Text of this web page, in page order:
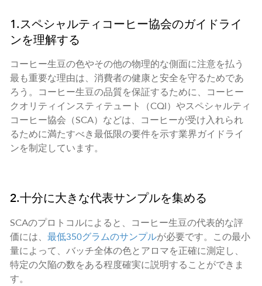
1.スペシャルティコーヒー協会のガイドライ
ンを理解する
コーヒー生豆の色やその他の物理的な側面に注意を払う
最も重要な理由は、消費者の健康と安全を守るためであ
ろう。コーヒー生豆の品質を保証するために、コーヒー
クオリティインスティテュート（CQI）やスペシャルティ
コーヒー協会（SCA）などは、コーヒーが受け入れられ
るために満たすべき最低限の要件を示す業界ガイドライ
ンを制定しています。
2.十分に大きな代表サンプルを集める
SCAのプロトコルによると、コーヒー生豆の代表的な評
価には、 最低350グラムのサンプルが必要です。この最小
量によって、バッチ全体の色とアロマを正確に測定し、
特定の欠陥の数をある程度確実に説明することができま
す。